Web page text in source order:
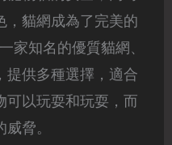
，貓網成為了完美的
家知名的優質貓網、
提供多種選擇，適合
可以玩耍和玩耍，而
脅。